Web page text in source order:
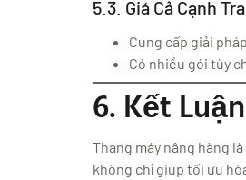
5.3. Giá Cả Cạnh
Cung cấp giải
Có nhiều gói tùy
6. Kết Luận
Thang máy nâng hàng
không chỉ giúp tối ưu